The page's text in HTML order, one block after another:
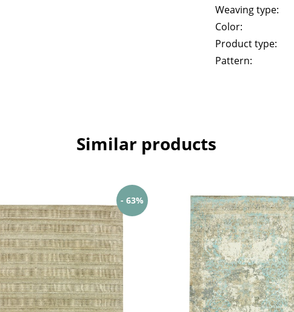
Weaving type:
Color:
Product type:
Pattern:
Similar products
- 63%